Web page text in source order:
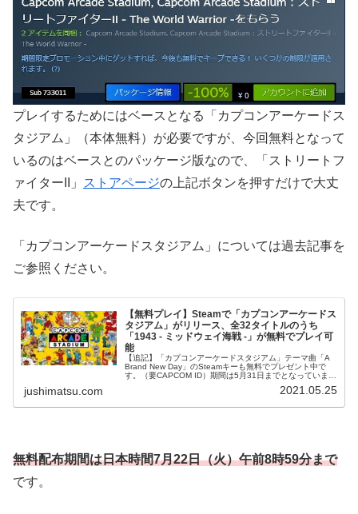
プレイするためにはベースとなる「カプコンアーケードス
タジアム」（本体無料）が必要ですが、今回無料となって
いるのはベースとのパッケージ版なので、「ストリートフ
ァイターII」 ストアページの上記ボタンを押すだけで大丈
夫です。
「カプコンアーケードスタジアム」については過去記事を
ご参照ください。
【無料プレイ】Steamで「カプコンアーケードス
タジアム」がリリース、全32タイトルのうち
「1943 - ミッドウェイ海戦 -」が無料でプレイ可
能
【追記】「カプコンアーケードスタジアム」テーマ曲「A
Brand New Day」のSteamキーも無料でプレゼント中で
す。（要CAPCOM ID）期間は5月31日までとなっています
jushimatsu.com 2021.05.25
無料配布期間は日本時間7月22日（火）午前8時59分まで
です。